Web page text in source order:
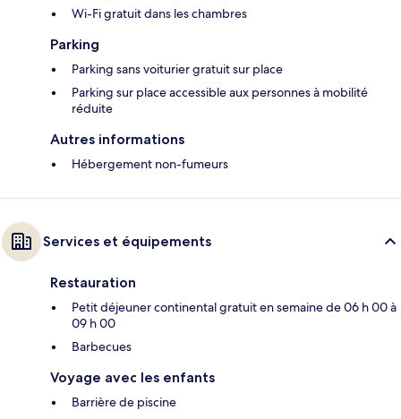
Wi-Fi gratuit dans les chambres
Parking
Parking sans voiturier gratuit sur place
Parking sur place accessible aux personnes à mobilité
réduite
Autres informations
Hébergement non-fumeurs
Services et équipements
Restauration
Petit déjeuner continental gratuit en semaine de 06 h 00 à
09 h 00
Barbecues
Voyage avec les enfants
Barrière de piscine